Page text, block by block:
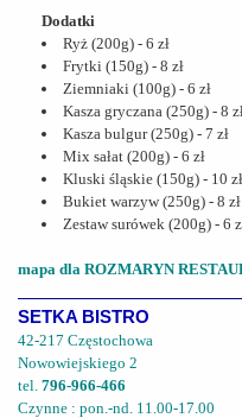
Dodatki
Ryż (200g) - 6 zł
Frytki (150g) - 8 zł
Ziemniaki (100g) - 6 zł
Kasza gryczana (250g) - 8
Kasza bulgur (250g) - 7 zł
Mix sałat (200g) - 6 zł
Kluski śląskie (150g) - 10 zł
Bukiet warzyw (250g) - 8 zł
Zestaw surówek (200g) - 6
mapa dla ROZMARYN
SETKA BISTRO
42-217 Częstochowa
Nowowiejskiego 2
tel. 796-966-466
Czynne : pon.-nd. 11.00-17.00